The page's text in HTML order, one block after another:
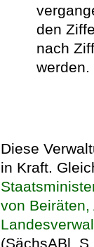
den
nach
werden.
Diese
in Kraft.
von
(SächsABl.